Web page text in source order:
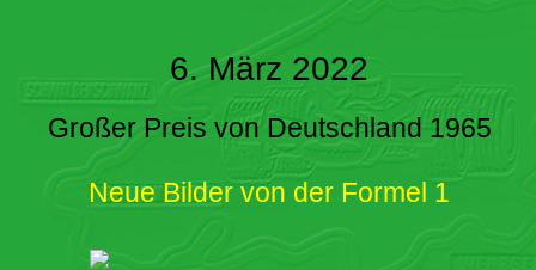
6. März 2022
Großer Preis von Deutschland 1965
Neue Bilder von der Formel 1